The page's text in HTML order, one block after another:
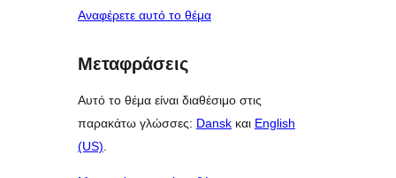
Αναφέρετε αυτό το θέμα
Μεταφράσεις
Αυτό το θέμα είναι διαθέσιμο στις
παρακάτω γλώσσες: Dansk και English
(US).